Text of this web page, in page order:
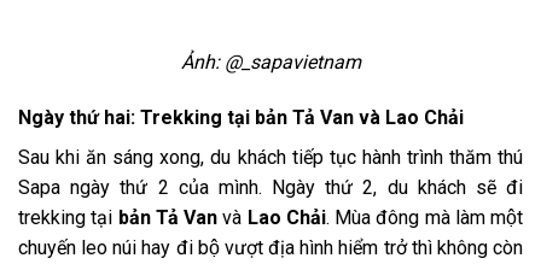
Ảnh: @_sapavietnam
Ngày thứ hai: Trekking tại bản Tả Van và Lao Chải
Sau khi ăn sáng xong, du khách tiếp tục hành trình thăm thú
Sapa ngày thứ 2 của mình. Ngày thứ 2, du khách sẽ đi
trekking tại bản Tả Van và Lao Chải. Mùa đông mà làm một
chuyến leo núi hay đi bộ vượt địa hình hiểm trở thì không còn